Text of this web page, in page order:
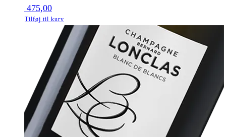
475,00
Tilføj til kurv